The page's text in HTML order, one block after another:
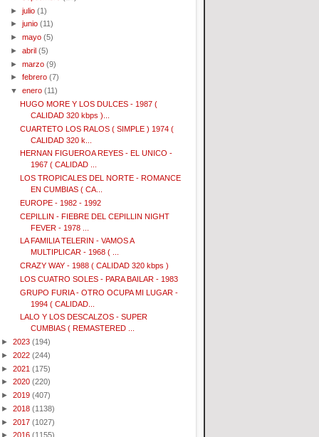
►julio (1)
►junio (11)
►mayo (5)
►abril (5)
►marzo (9)
►febrero (7)
▼enero (11)
HUGO MORE Y LOS DULCES - 1987 (
CALIDAD 320 kbps )...
CUARTETO LOS RALOS ( SIMPLE ) 1974 (
CALIDAD 320 k...
HERNAN FIGUEROA REYES - EL UNICO -
1967 ( CALIDAD ...
LOS TROPICALES DEL NORTE - ROMANCE
EN CUMBIAS ( CA...
EUROPE - 1982 - 1992
CEPILLIN - FIEBRE DEL CEPILLIN NIGHT
FEVER - 1978 ...
LA FAMILIA TELERIN - VAMOS A
MULTIPLICAR - 1968 ( ...
CRAZY WAY - 1988 ( CALIDAD 320 kbps )
LOS CUATRO SOLES - PARA BAILAR - 1983
GRUPO FURIA - OTRO OCUPA MI LUGAR -
1994 ( CALIDAD...
LALO Y LOS DESCALZOS - SUPER
CUMBIAS ( REMASTERED ...
► 2023 (194)
► 2022 (244)
► 2021 (175)
► 2020 (220)
► 2019 (407)
► 2018 (1138)
► 2017 (1027)
► 2016 (1155)